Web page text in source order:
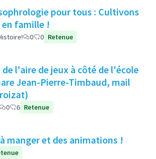
pour tous : Cultivons
famille !
0 0 Retenue
l'aire de jeux à côté de l'école
Jean-Pierre-Timbaud, mail
0 6 Retenue
manger et des animations !